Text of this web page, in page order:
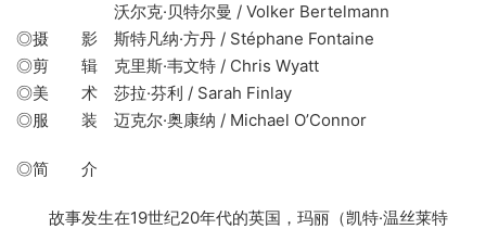
沃尔克·贝特尔曼 / Volker Bertelmann
◎摄 影 斯特凡纳·方丹 / Stéphane Fontaine
◎剪 辑 克里斯·韦文特 / Chris Wyatt
◎美 术 莎拉·芬利 / Sarah Finlay
◎服 装 迈克尔·奥康纳 / Michael O’Connor
◎简 介
故事发生在19世纪20年代的英国，玛丽（凯特·温丝莱特